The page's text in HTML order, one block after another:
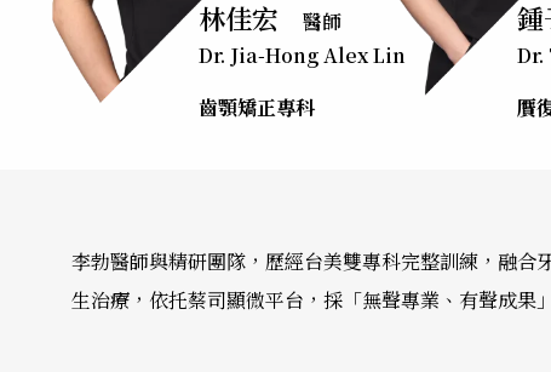
林佳宏
醫師
Dr. Jia-Hong Alex Lin
齒顎矯正專科
贋
李勃醫師與精研團隊，歷經台美雙專科完整訓練，融
生治療，依托蔡司顯微平台，採「無聲專業、有聲成果